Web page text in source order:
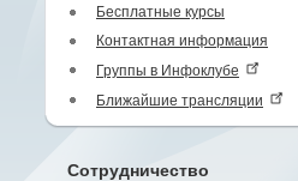
Бесплатные курсы
Контактная информация
Группы в Инфоклубе
Ближайшие трансляции
Сотрудничество